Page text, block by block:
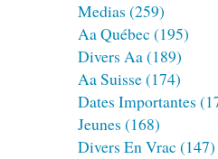
Medias (259)
Aa Québec (195)
Divers Aa(189)
Aa Suisse(174)
Dates Importantes
Jeunes (168)
Divers En Vrac (147)